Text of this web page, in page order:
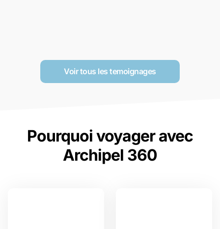
Voir tous les temoignages
Pourquoi voyager avec
Archipel 360